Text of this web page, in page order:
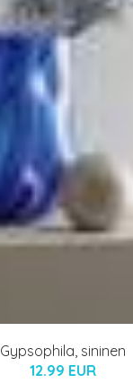
Gypsophila, sininen
12.99 EUR